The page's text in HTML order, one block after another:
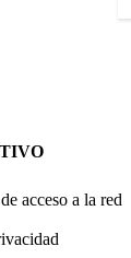
acceso a la red